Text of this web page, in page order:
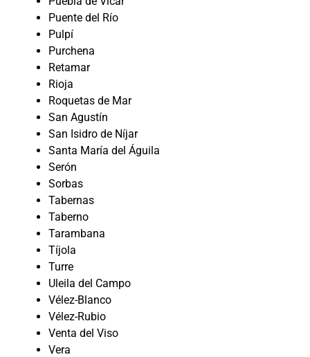
Puente del Río
Pulpí
Purchena
Retamar
Rioja
Roquetas de Mar
San Agustín
San Isidro de Níjar
Santa María del Águila
Serón
Sorbas
Tabernas
Taberno
Tarambana
Tíjola
Turre
Uleila del Campo
Vélez-Blanco
Vélez-Rubio
Venta del Viso
Vera